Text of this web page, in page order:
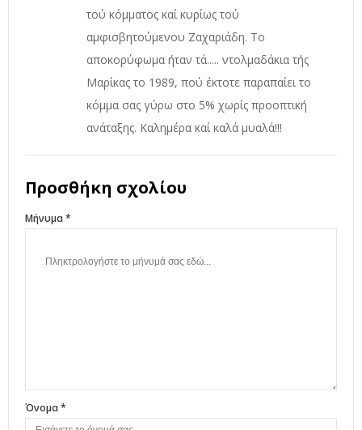
τού κόμματος καί κυρίως τού
αμφισβητούμενου Ζαχαριάδη. Το
αποκορύφωμα ήταν τά..... ντολμαδάκια τής
Μαρίκας το 1989, πού έκτοτε παραπαίει το
κόμμα σας γύρω στο 5% χωρίς προοπτική
ανάταξης. Καλημέρα καί καλά μυαλά!!!
Προσθήκη σχολίου
Μήνυμα *
Όνομα *